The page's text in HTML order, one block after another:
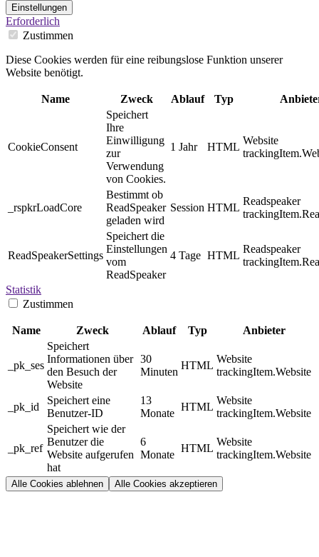
Einstellungen
Erforderlich
Zustimmen
Diese Cookies werden für eine reibungslose Funktion unserer
Website benötigt.
Name Zweck Ablauf Typ
CookieConsent
Speichert
Ihre
Einwilligung
zur
Verwendung
von Cookies.
1 Jahr HTML
Website
_rspkrLoadCore
Bestimmt ob
ReadSpeaker
geladen wird
Session HTML
Readspeaker
ReadSpeakerSettings
Speichert die
Einstellungen
vom
ReadSpeaker
4 Tage HTML
Readspeaker
Statistik
Zustimmen
Name Zweck Ablauf Typ Anbieter
_pk_ses
Speichert
Informationen über
den Besuch der
Website
30
Minuten
HTML
Website
trackingItem.Website
_pk_id
Speichert eine
Benutzer-ID
13
Monate
HTML
Website
trackingItem.Website
_pk_ref
Speichert wie der
Benutzer die
Website aufgerufen
hat
6
Monate
HTML
Website
trackingItem.Website
Alle Cookies ablehnen Alle Cookies akzeptieren